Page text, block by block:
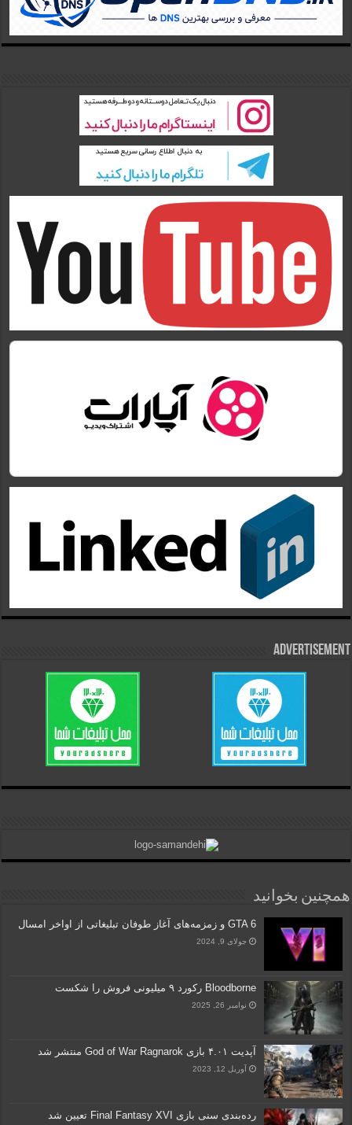
Advertisement
همچنین بخوانید
GTA 6 و زمزمه‌های آغاز طوفان تبلیغاتی از اواخر امسال
جولای 9, 2024
Bloodborne رکورد ۹ میلیونی فروش را شکست
نوامبر 26, 2025
آپدیت ۴.۰۱ بازی God of War Ragnarok منتشر شد
آوریل 12, 2023
رده‌بندی سنی بازی Final Fantasy XVI تعیین شد